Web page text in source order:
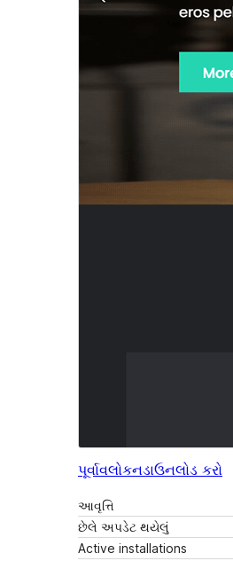
પૂર્વાવલોકનડાઉનલોડ કરો
આવૃત્તિ
છેલે અપડેટ થયેલું
Active installations